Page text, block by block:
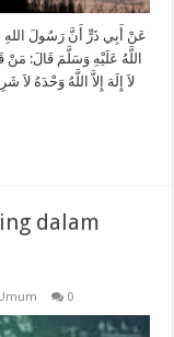
اللَّهُ عَلَيْهِ وَسَلَّمَ قَالَ:
لاَ إِلَهَ إِلاَّ اللَّهُ وَحْدَهُ
dalam
0